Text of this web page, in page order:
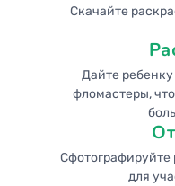
Скачайте
Дайте
фломастеры,
Сфотографируйте
для